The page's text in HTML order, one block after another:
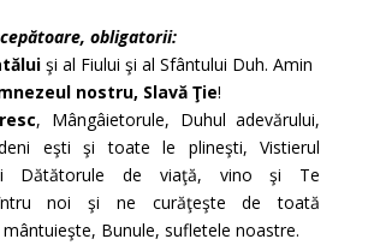
obligatorii:
şi al Fiului şi al Sfântului Duh. Amin
nostru, Slavă Ţie!
, Mângâietorule, Duhul adevărului,
eşti şi toate le plineşti, Vistierul
Dătătorule de viaţă, vino şi Te
întru noi şi ne curăţeşte de toată
Bunule, sufletele noastre.